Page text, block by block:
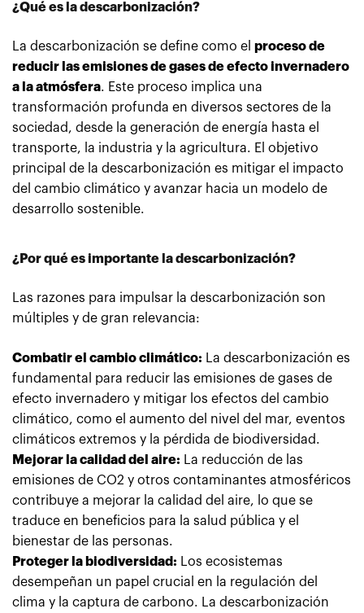
¿Qué es la descarbonización?
La descarbonización se define como el proceso de
reducir las emisiones de gases de efecto invernadero
a la atmósfera. Este proceso implica una
transformación profunda en diversos sectores de la
sociedad, desde la generación de energía hasta el
transporte, la industria y la agricultura. El objetivo
principal de la descarbonización es mitigar el impacto
del cambio climático y avanzar hacia un modelo de
desarrollo sostenible.
¿Por qué es importante la descarbonización?
Las razones para impulsar la descarbonización son
múltiples y de gran relevancia:
Combatir el cambio climático: La descarbonización es
fundamental para reducir las emisiones de gases de
efecto invernadero y mitigar los efectos del cambio
climático, como el aumento del nivel del mar, eventos
climáticos extremos y la pérdida de biodiversidad.
Mejorar la calidad del aire: La reducción de las
emisiones de CO2 y otros contaminantes atmosféricos
contribuye a mejorar la calidad del aire, lo que se
traduce en beneficios para la salud pública y el
bienestar de las personas.
Proteger la biodiversidad: Los ecosistemas
desempeñan un papel crucial en la regulación del
clima y la captura de carbono. La descarbonización